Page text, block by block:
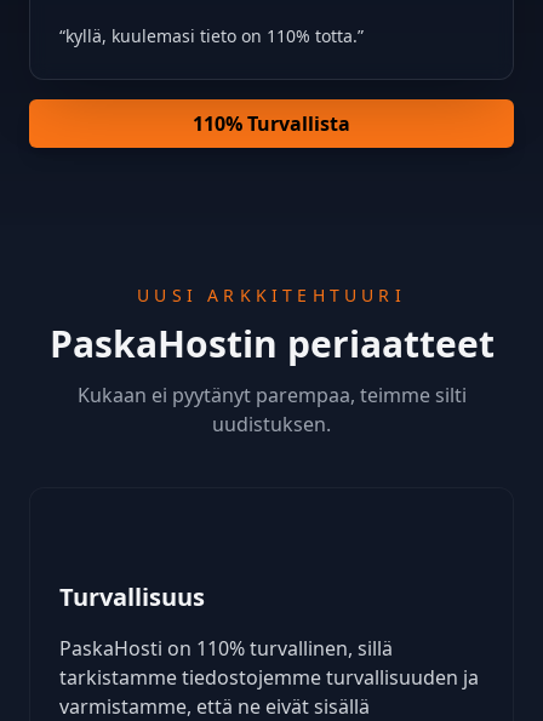
“kyllä, kuulemasi tieto on 110% totta.”
110% Turvallista
UUSI ARKKITEHTUURI
PaskaHostin periaatteet
Kukaan ei pyytänyt parempaa, teimme silti
uudistuksen.
Turvallisuus
PaskaHosti on 110% turvallinen, sillä
tarkistamme tiedostojemme turvallisuuden ja
varmistamme, että ne eivät sisällä